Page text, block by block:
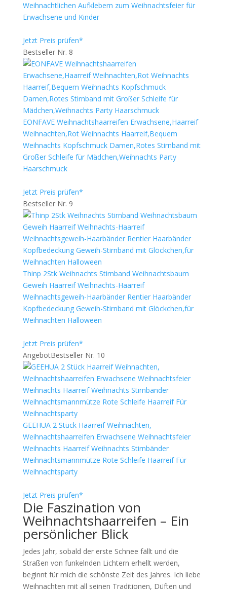
Weihnachtlichen Aufklebern zum Weihnachtsfeier für
Erwachsene und Kinder
Jetzt Preis prüfen*
Bestseller Nr. 8
EONFAVE Weihnachtshaarreifen Erwachsene,Haarreif
Weihnachten,Rot Weihnachts Haarreif,Bequem
Weihnachts Kopfschmuck Damen,Rotes Stirnband mit
Großer Schleife für Mädchen,Weihnachts Party
Haarschmuck
Jetzt Preis prüfen*
Bestseller Nr. 9
Thinp 2Stk Weihnachts Stirnband Weihnachtsbaum
Geweih Haarreif Weihnachts-Haarreif
Weihnachtsgeweih-Haarbänder Rentier Haarbänder
Kopfbedeckung Geweih-Stirnband mit Glöckchen,für
Weihnachten Halloween
Jetzt Preis prüfen*
AngebotBestseller Nr. 10
GEEHUA 2 Stück Haarreif Weihnachten,
Weihnachtshaarreifen Erwachsene Weihnachtsfeier
Weihnachts Haarreif Weihnachts Stirnbänder
Weihnachtsmannmütze Rote Schleife Haarreif Für
Weihnachtsparty
Jetzt Preis prüfen*
Die Faszination von
Weihnachtshaarreifen – Ein
persönlicher Blick
Jedes Jahr, sobald der erste Schnee fällt und die
Straßen von funkelnden Lichtern erhellt werden,
beginnt für mich die schönste Zeit des Jahres. Ich liebe
Weihnachten mit all seinen Traditionen, Düften und